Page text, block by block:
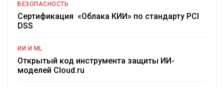
БЕЗОПАСНОСТЬ
Сертификация «Облака КИИ» по стандарту PCI
DSS
ИИ И ML
Открытый код инструмента защиты ИИ-
моделей Cloud.ru